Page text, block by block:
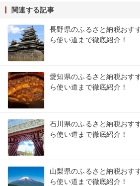
関連する記事
長野県のふるさと納税おす
ら使い道まで徹底紹介！
愛知県のふるさと納税おす
ら使い道まで徹底紹介！
石川県のふるさと納税おす
ら使い道まで徹底紹介！
山梨県のふるさと納税おす
ら使い道まで徹底紹介！